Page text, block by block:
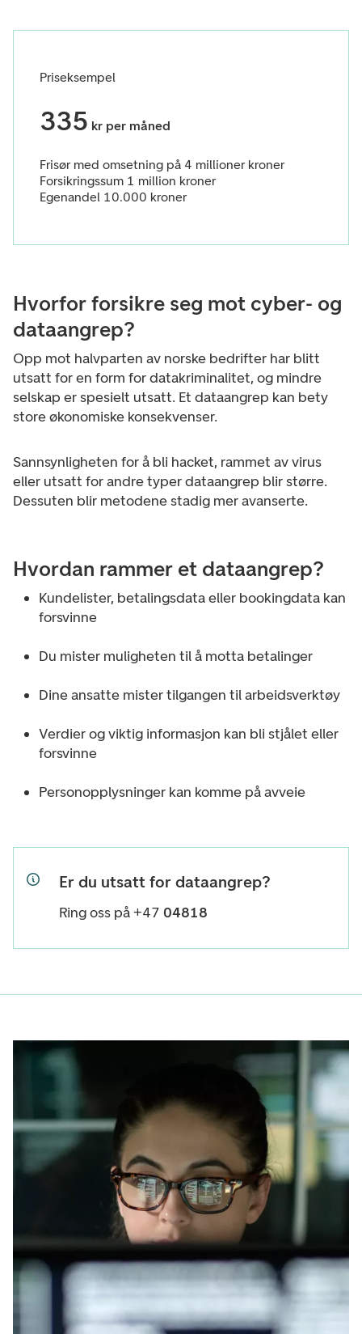
Priseksempel
335 kr per måned
Frisør med omsetning på 4 millioner kroner
Forsikringssum 1 million kroner
Egenandel 10.000 kroner
Hvorfor forsikre seg mot cyber- og
dataangrep?
Opp mot halvparten av norske bedrifter har blitt
utsatt for en form for datakriminalitet, og mindre
selskap er spesielt utsatt. Et dataangrep kan bety
store økonomiske konsekvenser.
Sannsynligheten for å bli hacket, rammet av virus
eller utsatt for andre typer dataangrep blir større.
Dessuten blir metodene stadig mer avanserte.
Hvordan rammer et dataangrep?
Kundelister, betalingsdata eller bookingdata kan
forsvinne
Du mister muligheten til å motta betalinger
Dine ansatte mister tilgangen til arbeidsverktøy
Verdier og viktig informasjon kan bli stjålet eller
forsvinne
Personopplysninger kan komme på avveie
Er du utsatt for dataangrep?
Ring oss på +47 04818